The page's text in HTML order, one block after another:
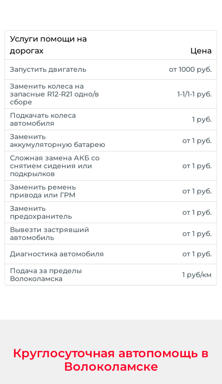
Услуги помощи на
дорогах
Цена
Запустить двигатель от 1000 руб.
Заменить колеса на
запасные R12-R21 одно/в
сборе
1-1/1-1 руб.
Подкачать колеса
автомобиля
1 руб.
Заменить
аккумуляторную батарею
от 1 руб.
Сложная замена АКБ со
снятием сидения или
подкрылков
от 1 руб.
Заменить ремень
привода или ГРМ
от 1 руб.
Заменить
предохранитель
от 1 руб.
Вывезти застрявший
автомобиль
от 1 руб.
Диагностика автомобиля от 1 руб.
Подача за пределы
Волоколамска
1 руб/км
Круглосуточная автопомощь в
Волоколамске